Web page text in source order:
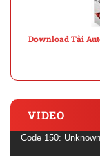
Download Tải
VIDEO
Trình
Code 150: